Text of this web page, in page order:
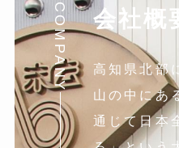
COMPANY 会社概
高知県北部
山の中にあ
通じて日本